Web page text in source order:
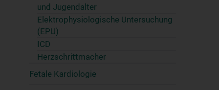
und Jugendalter
Elektrophysiologische Untersuchung
(EPU)
ICD
Herzschrittmacher
Fetale Kardiologie